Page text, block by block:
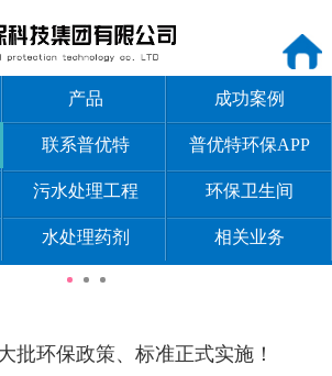
产品 成功案例
联系普优特 普优特环保APP
污水处理工程 环保卫生间
水处理药剂 相关业务
批环保政策、标准正式实施！